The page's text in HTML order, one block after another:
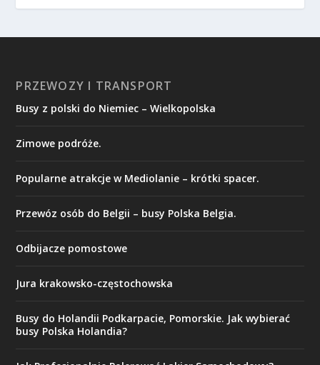
PRZEWOZY I TRANSPORT
Busy z polski do Niemiec – Wielkopolska
Zimowe podróże.
Popularne atrakcje w Mediolanie – krótki spacer.
Przewóz osób do Belgii – busy Polska Belgia.
Odbijacze pomostowe
Jura krakowsko-częstochowska
Busy do Holandii Podkarpacie, Pomorskie. Jak wybierać
busy Polska Holandia?